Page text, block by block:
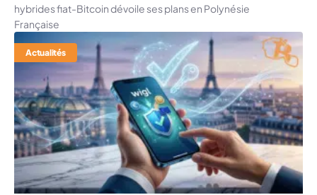
hybrides fiat-Bitcoin dévoile ses plans en Polynésie
Française
Actualités